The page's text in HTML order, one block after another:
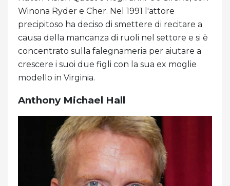
Winona Ryder e Cher. Nel 1991 l'attore
precipitoso ha deciso di smettere di recitare a
causa della mancanza di ruoli nel settore e si è
concentrato sulla falegnameria per aiutare a
crescere i suoi due figli con la sua ex moglie
modello in Virginia.
Anthony Michael Hall